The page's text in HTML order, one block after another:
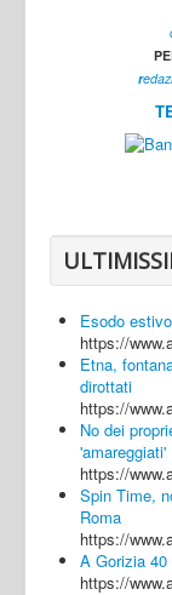
Caserta
Napoli
Salerno
Login
r
Esodo
https://
Etna,
dirottati
https://
No dei
'amareggiati'
https://
Spin Time,
Roma
https://
A Gorizia
https://